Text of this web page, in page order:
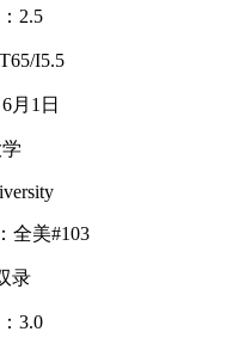
2.5
I5.5
月1日
全美#103
录
3.0